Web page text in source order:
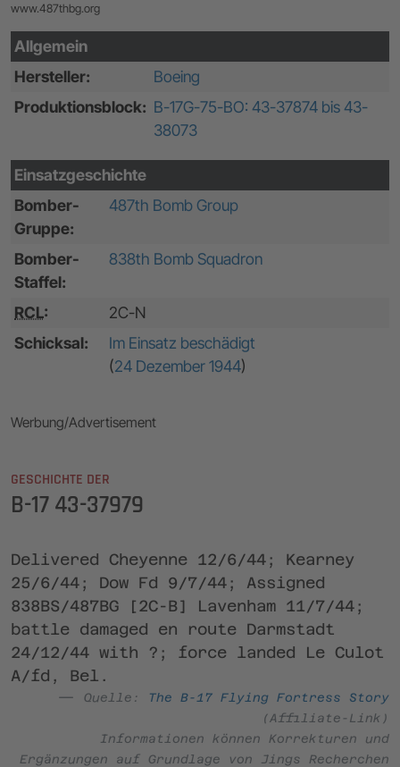
www.487thbg.org
Allgemein
Hersteller:
Boeing
Produktionsblock: B-17G-75-BO: 43-37874 bis 43-
38073
Einsatzgeschichte
Bomber-
Gruppe:
487th Bomb Group
Bomber-
Staffel:
838th Bomb Squadron
RCL:
2C-N
Schicksal:
Im Einsatz beschädigt
(24 Dezember 1944)
Werbung/Advertisement
GESCHICHTE DER
B-17 43-37979
Delivered Cheyenne 12/6/44; Kearney
25/6/44; Dow Fd 9/7/44; Assigned
838BS/487BG [2C-B] Lavenham 11/7/44;
battle damaged en route Darmstadt
24/12/44 with ?; force landed Le Culot
A/fd, Bel.
Quelle:
The B-17 Flying Fortress Story
(Affiliate-Link)
Informationen können Korrekturen und
Ergänzungen auf Grundlage von Jings Recherchen